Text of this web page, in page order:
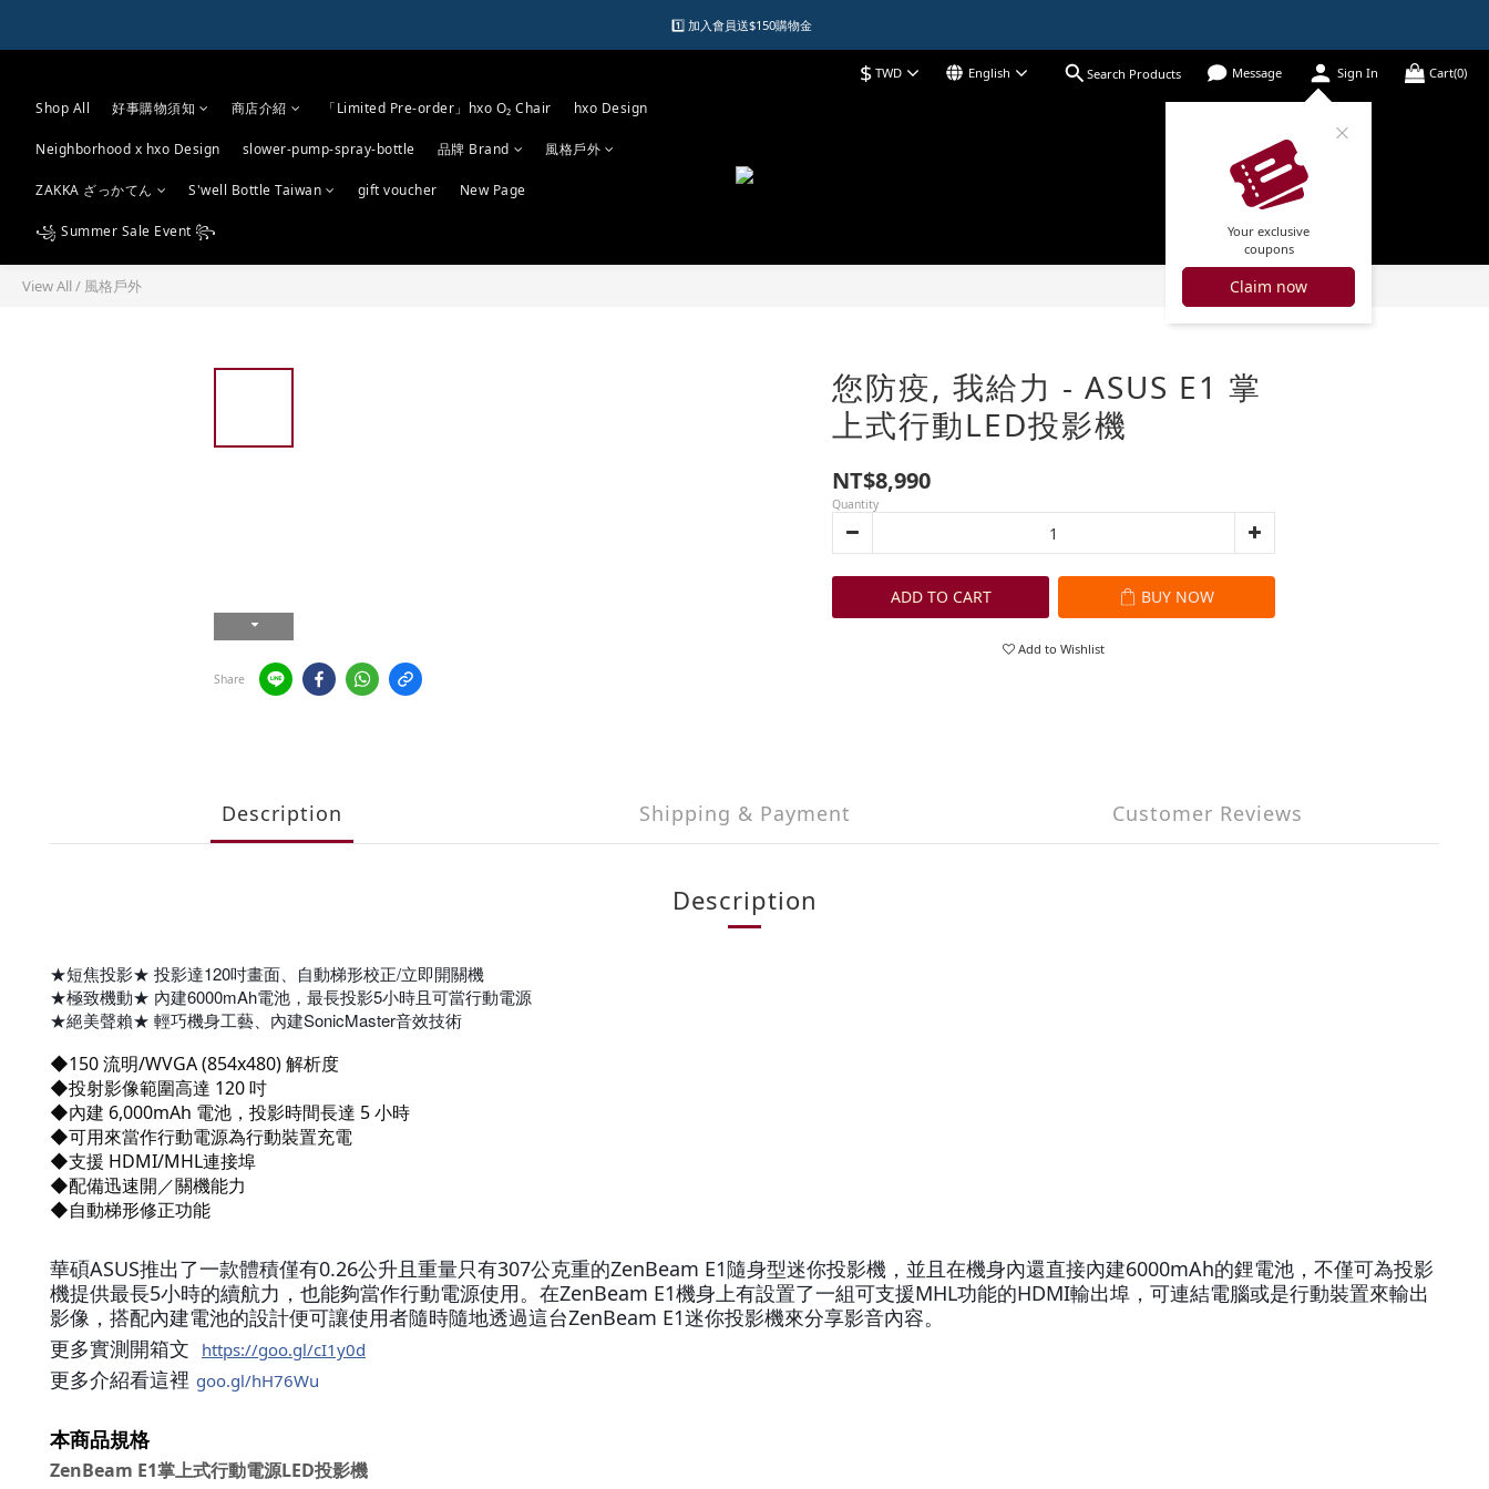
1️⃣ 加入會員送$150購物金
1️⃣ 加入會員送$150購物金
1️⃣ 加入會員送$150購物金
$ TWD English Search Products Message Sign In
Your exclusive
coupons
Claim now
Cart(0)
Shop All 好事購物須知 商店介紹 「Limited Pre-order」hxo O₂ Chair hxo Design
Neighborhood x hxo Design slower-pump-spray-bottle 品牌 Brand 風格戶外
ZAKKA ざっかてん S'well Bottle Taiwan gift voucher New Page
꧁ Summer Sale Event ꧂
View All/ 風格戶外
Share
您防疫, 我給力 - ASUS E1 掌
上式行動LED投影機
NT$8,990
Quantity
ADD TO CART BUY NOW
Add to Wishlist
Description Shipping & Payment Customer Reviews
Description
★短焦投影★ 投影達120吋畫面、自動梯形校正/立即開關機
★極致機動★ 內建6000mAh電池，最長投影5小時且可當行動電源
★絕美聲賴★ 輕巧機身工藝、內建SonicMaster音效技術
◆150 流明/WVGA (854x480) 解析度
◆投射影像範圍高達 120 吋
◆內建 6,000mAh 電池，投影時間長達 5 小時
◆可用來當作行動電源為行動裝置充電
◆支援 HDMI/MHL連接埠
◆配備迅速開／關機能力
◆自動梯形修正功能
華碩ASUS推出了一款體積僅有0.26公升且重量只有307公克重的ZenBeam E1隨身型迷你投影機，並且在機身內還直接內建6000mAh的鋰電池，不僅可為投影
機提供最長5小時的續航力，也能夠當作行動電源使用。在ZenBeam E1機身上有設置了一組可支援MHL功能的HDMI輸出埠，可連結電腦或是行動裝置來輸出
影像，搭配內建電池的設計便可讓使用者隨時隨地透過這台ZenBeam E1迷你投影機來分享影音內容。
更多實測開箱文
https://goo.gl/cI1y0d
更多介紹看這裡 👉
goo.gl/hH76Wu
本商品規格
ZenBeam E1掌上式行動電源LED投影機
BUY NOW